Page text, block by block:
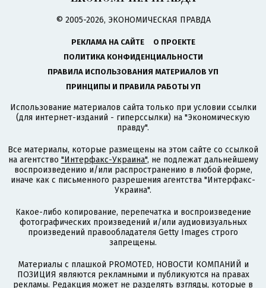
© 2005-2026, ЭКОНОМИЧЕСКАЯ ПРАВДА
РЕКЛАМА НА САЙТЕ
О ПРОЕКТЕ
ПОЛИТИКА КОНФИДЕНЦИАЛЬНОСТИ
ПРАВИЛА ИСПОЛЬЗОВАНИЯ МАТЕРИАЛОВ УП
ПРИНЦИПЫ И ПРАВИЛА РАБОТЫ УП
Использование материалов сайта только при условии ссылки
(для интернет-изданий - гиперссылки) на "Экономическую
правду".
Все материалы, которые размещены на этом сайте со ссылкой
на агентство "Интерфакс-Украина", не подлежат дальнейшему
воспроизведению и/или распространению в любой форме,
иначе как с письменного разрешения агентства "Интерфакс-
Украина".
Какое-либо копирование, перепечатка и воспроизведение
фотографических произведений и/или аудиовизуальных
произведений правообладателя Getty Images строго
запрещены.
Материалы с плашкой PROMOTED, НОВОСТИ КОМПАНИЙ и
ПОЗИЦИЯ являются рекламными и публикуются на правах
рекламы. Редакция может не разделять взгляды, которые в